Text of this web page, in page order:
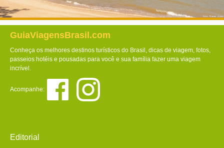
GuiaViagensBrasil.com
Conheça os melhores destinos turísticos do Brasil, dicas de viagem, fotos,
passeios hotéis e pousadas para você e sua família fazer uma viagem
incrível.
Acompanhe:
Editorial